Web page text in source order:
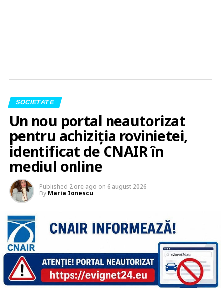
SOCIETATE
Un nou portal neautorizat
pentru achiziția rovinietei,
identificat de CNAIR în
mediul online
Published 2 ore ago on 6 august 2026
By Maria Ionescu